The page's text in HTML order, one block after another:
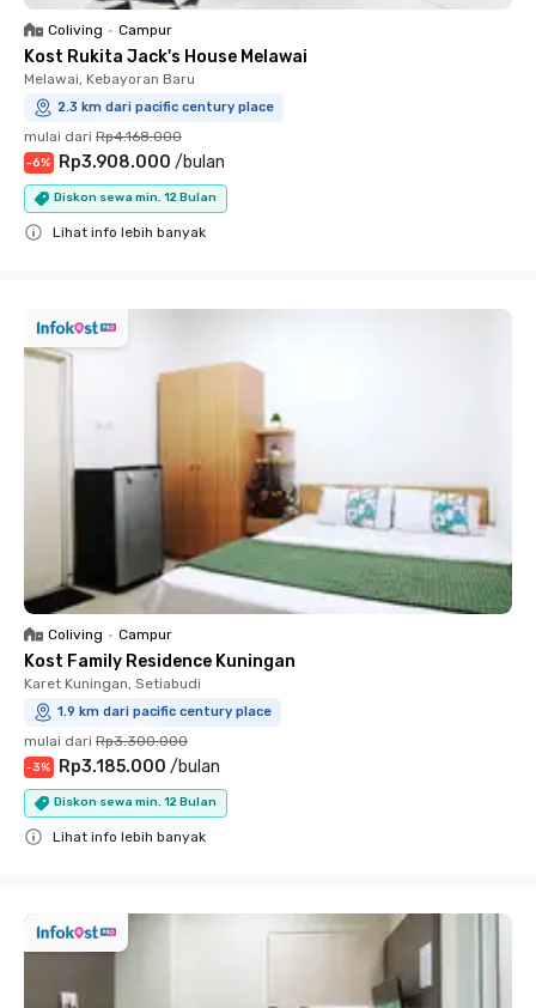
Coliving • Campur
Kost Rukita Jack's House Melawai
Melawai, Kebayoran Baru
2.3 km dari pacific century place
mulai dari Rp4.168.000
-6% Rp3.908.000 /bulan
Diskon sewa min. 12 Bulan
Lihat info lebih banyak
Coliving • Campur
Kost Family Residence Kuningan
Karet Kuningan, Setiabudi
1.9 km dari pacific century place
mulai dari Rp3.300.000
-3% Rp3.185.000 /bulan
Diskon sewa min. 12 Bulan
Lihat info lebih banyak